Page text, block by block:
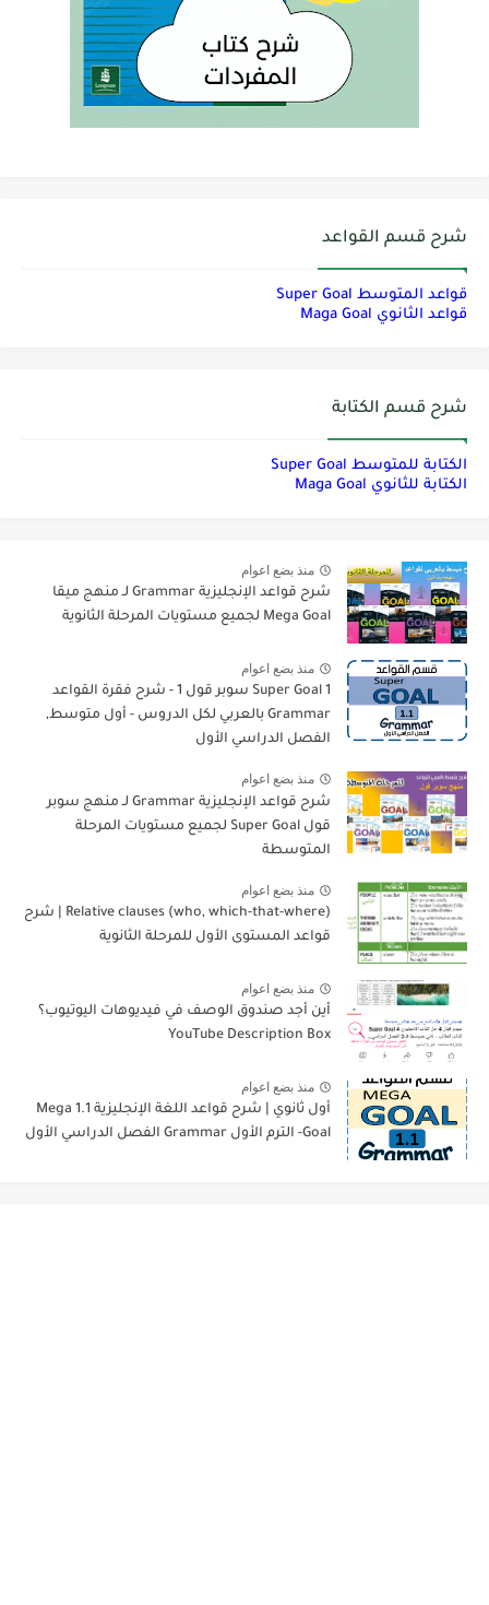
شرح قسم القواعد
قواعد المتوسط Super Goal
قواعد الثانوي Maga Goal
شرح قسم الكتابة
الكتابة للمتوسط Super Goal
الكتابة للثانوي Maga Goal
منذ بضع اعوام
شرح قواعد الإنجليزية Grammar لـ منهج ميقا
Mega Goal لجميع مستويات المرحلة الثانوية
منذ بضع اعوام
Super Goal 1 سوبر قول 1 - شرح فقرة القواعد
Grammar بالعربي لكل الدروس - أول متوسط,
الفصل الدراسي الأول
منذ بضع اعوام
شرح قواعد الإنجليزية Grammar لـ منهج سوبر
قول Super Goal لجميع مستويات المرحلة
المتوسطة
منذ بضع اعوام
Relative clauses (who, which-that-where) | شرح
قواعد المستوى الأول للمرحلة الثانوية
منذ بضع اعوام
أين أجد صندوق الوصف في فيديوهات اليوتيوب؟
YouTube Description Box
منذ بضع اعوام
أول ثانوي | شرح قواعد اللغة الإنجليزية 1.1 Mega
Goal- الترم الأول Grammar الفصل الدراسي الأول